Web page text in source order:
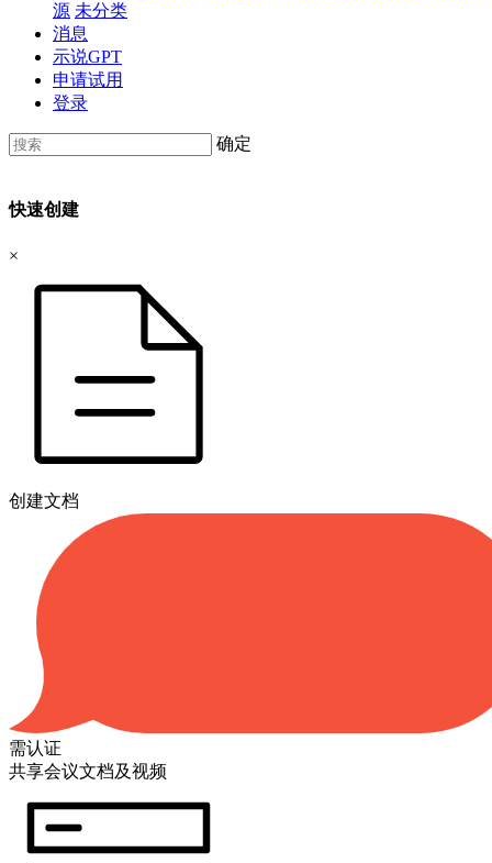
源 未分类
消息
示说GPT
申请试用
登录
确定
快速创建
×
创建文档
需认证
共享会议文档及视频